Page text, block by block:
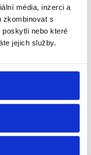
média, inzerci a
zkombinovat s
nebo které
jejich služby.